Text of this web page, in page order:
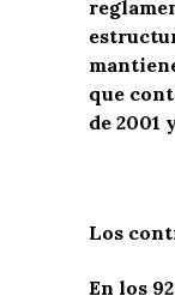
que
de 2001
Los
En los